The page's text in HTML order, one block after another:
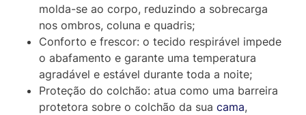
molda-se ao corpo, reduzindo a sobrecarga
nos ombros, coluna e quadris;
Conforto e frescor: o tecido respirável impede
o abafamento e garante uma temperatura
agradável e estável durante toda a noite;
Proteção do colchão: atua como uma barreira
protetora sobre o colchão da sua cama,